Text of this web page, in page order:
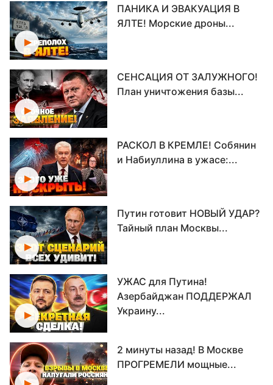
ПАНИКА И ЭВАКУАЦИЯ В
ЯЛТЕ! Морские дроны...
СЕНСАЦИЯ ОТ ЗАЛУЖНОГО!
План уничтожения базы...
РАСКОЛ В КРЕМЛЕ! Собянин
и Набиуллина в ужасе:...
Путин готовит НОВЫЙ УДАР?
Тайный план Москвы...
УЖАС для Путина!
Азербайджан ПОДДЕРЖАЛ
Украину...
2 минуты назад! В Москве
ПРОГРЕМЕЛИ мощные...